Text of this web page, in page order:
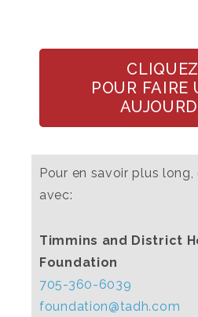
POUR FAIRE
Pour en savoir plus
avec:
Timmins and District
Foundation
705-360-6039
foundation@tadh.com